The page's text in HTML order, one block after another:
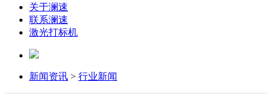
关于澜速
联系澜速
激光打标机
新闻资讯 > 行业新闻